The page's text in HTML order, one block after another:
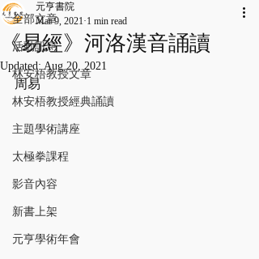
全部文章
活動訊息
林安梧教授文章
林安梧教授經典誦讀
主題學術講座
太極拳課程
影音內容
新書上架
元亨學術年會
《易經》河洛漢音誦讀
元亨書院
Mar 9, 2021 1 min read
Updated:Aug 20, 2021
周易